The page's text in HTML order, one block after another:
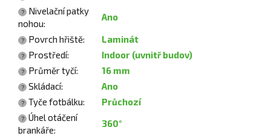
?
Nivelační patky
nohou:
Ano
? Povrch hřiště: Laminát
? Prostředí: Indoor (uvnitř budov)
? Průměr tyčí: 16 mm
? Skládací: Ano
? Tyče fotbálku: Průchozí
?
Úhel otáčení
brankáře:
360°